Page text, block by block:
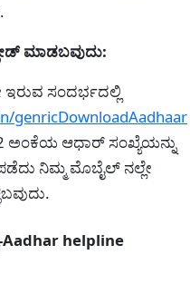
ಮಾಡಬವುದು:
ಸಂದರ್ಭದಲ್ಲಿ
genricDownloadAadhaar
ಅಂಕೆಯ ಆಧಾರ್ ಸಂಖ್ಯೆಯನ್ನು
ನಿಮ್ಮ ಮೊಬೈಲ್ ನಲ್ಲೇ
helpline